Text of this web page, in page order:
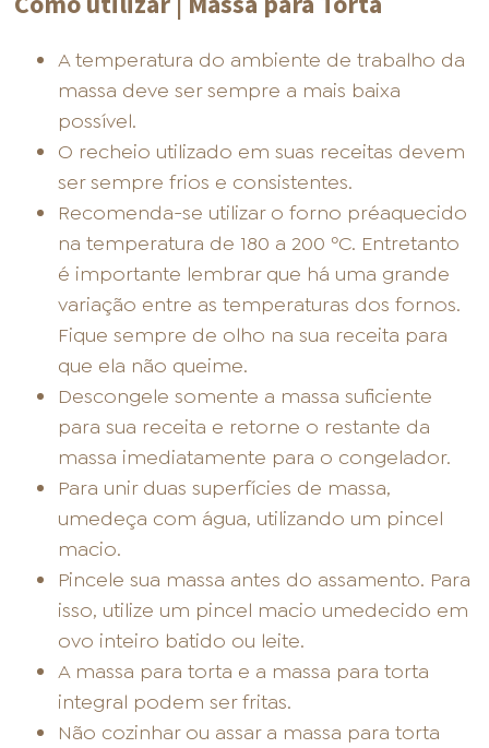
A temperatura do ambiente de trabalho da
massa deve ser sempre a mais baixa
possível.
O recheio utilizado em suas receitas devem
ser sempre frios e consistentes.
Recomenda-se utilizar o forno préaquecido
na temperatura de 180 a 200 ºC. Entretanto
é importante lembrar que há uma grande
variação entre as temperaturas dos fornos.
Fique sempre de olho na sua receita para
que ela não queime.
Descongele somente a massa suficiente
para sua receita e retorne o restante da
massa imediatamente para o congelador.
Para unir duas superfícies de massa,
umedeça com água, utilizando um pincel
macio.
Pincele sua massa antes do assamento. Para
isso, utilize um pincel macio umedecido em
ovo inteiro batido ou leite.
A massa para torta e a massa para torta
integral podem ser fritas.
Não cozinhar ou assar a massa para torta